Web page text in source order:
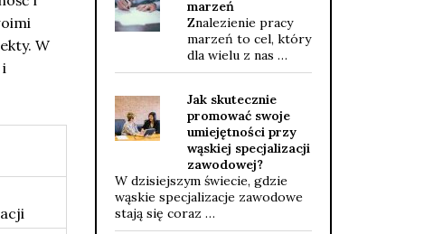
W
i
marzeń
Znalezienie pracy
marzeń to cel, który
dla wielu z nas …
Jak skutecznie
promować swoje
umiejętności przy
wąskiej specjalizacji
zawodowej?
W dzisiejszym świecie, gdzie
wąskie specjalizacje zawodowe
stają się coraz …